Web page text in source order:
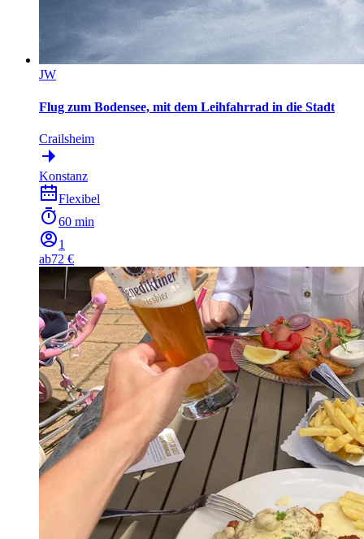
JW
Flug zum Bodensee, mit dem Leihfahrrad in die Stadt
Crailsheim
Konstanz
Flexibel
60 min
1
ab72 €